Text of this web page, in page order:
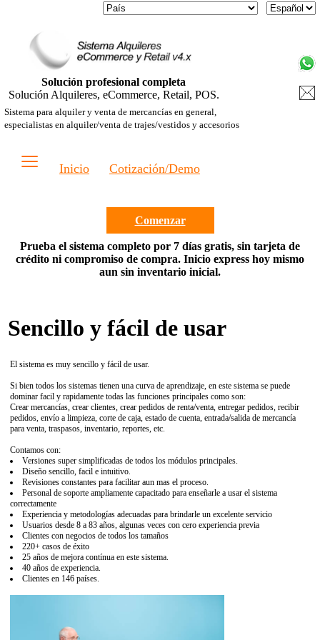
Solución profesional completa
Solución Alquileres, eCommerce, Retail, POS.
Sistema para alquiler y venta de mercancías en general,
especialistas en alquiler/venta de trajes/vestidos y accesorios
≡ Inicio Cotización/Demo
Comenzar
Prueba el sistema completo por 7 días gratis, sin tarjeta de
crédito ni compromiso de compra. Inicio express hoy mismo
aun sin inventario inicial.
Sencillo y fácil de usar
El sistema es muy sencillo y fácil de usar.
Si bien todos los sistemas tienen una curva de aprendizaje, en este sistema se puede
dominar facil y rapidamente todas las funciones principales como son:
Crear mercancías, crear clientes, crear pedidos de renta/venta, entregar pedidos, recibir
pedidos, envío a limpieza, corte de caja, estado de cuenta, entrada/salida de mercancía
para venta, traspasos, inventario, reportes, etc.
Contamos con:
Versiones super simplificadas de todos los módulos principales.
Diseño sencillo, facil e intuitivo.
Revisiones constantes para facilitar aun mas el proceso.
Personal de soporte ampliamente capacitado para enseñarle a usar el sistema
correctamente
Experiencia y metodologías adecuadas para brindarle un excelente servicio
Usuarios desde 8 a 83 años, algunas veces con cero experiencia previa
Clientes con negocios de todos los tamaños
220+ casos de éxito
25 años de mejora contínua en este sistema.
40 años de experiencia.
Clientes en 146 países.